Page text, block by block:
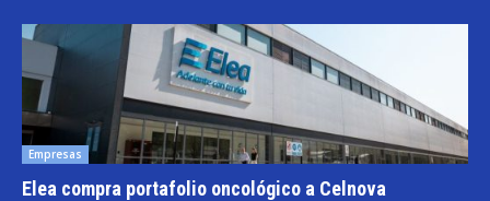
Empresas
Elea compra portafolio oncológico a Celnova